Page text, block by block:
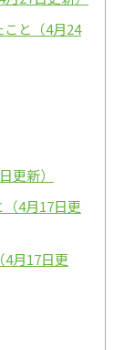
と（4月24
更新）
4月17日更
月17日更